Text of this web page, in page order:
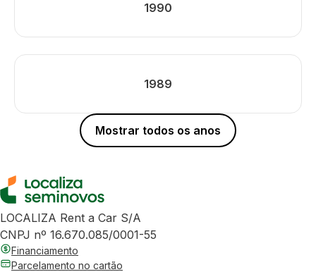
1990
1989
Mostrar todos os anos
LOCALIZA Rent a Car S/A
CNPJ nº 16.670.085/0001-55
Financiamento
Parcelamento no cartão